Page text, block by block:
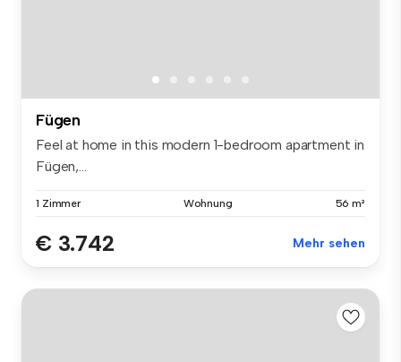
Fügen
Feel at home in this modern 1-bedroom apartment in
Fügen,...
1 Zimmer Wohnung 56 m²
€ 3.742 Mehr sehen